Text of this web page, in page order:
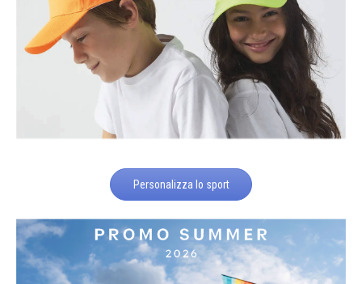
Personalizza lo sport